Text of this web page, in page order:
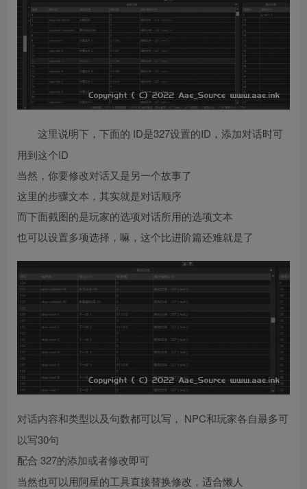
这里说明下，下面的 ID是327设置的ID，添加对话时可
用到这个ID
当然，你要修改对话又是另一个故事了
这里的步骤文本，其实就是对话顺序
而下面截图的是玩家的选项对话所用的选项文本
也可以设置多项选择，嘛，这个比进阶篇还难就是了
对话内容和类型以及句数都可以写， NPC和玩家各自最多可
以写30句
配合 327的添加或者修改即可
当然也可以用阿星的工具直接替换修改，适合懒人